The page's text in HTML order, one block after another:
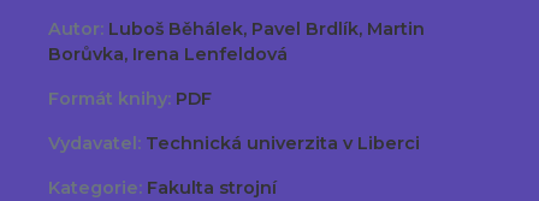
Autor: Luboš Běhálek, Pavel Brdlík, Martin
Borůvka, Irena Lenfeldová
Formát knihy: PDF
Vydavatel: Technická univerzita v Liberci
Kategorie: Fakulta strojní